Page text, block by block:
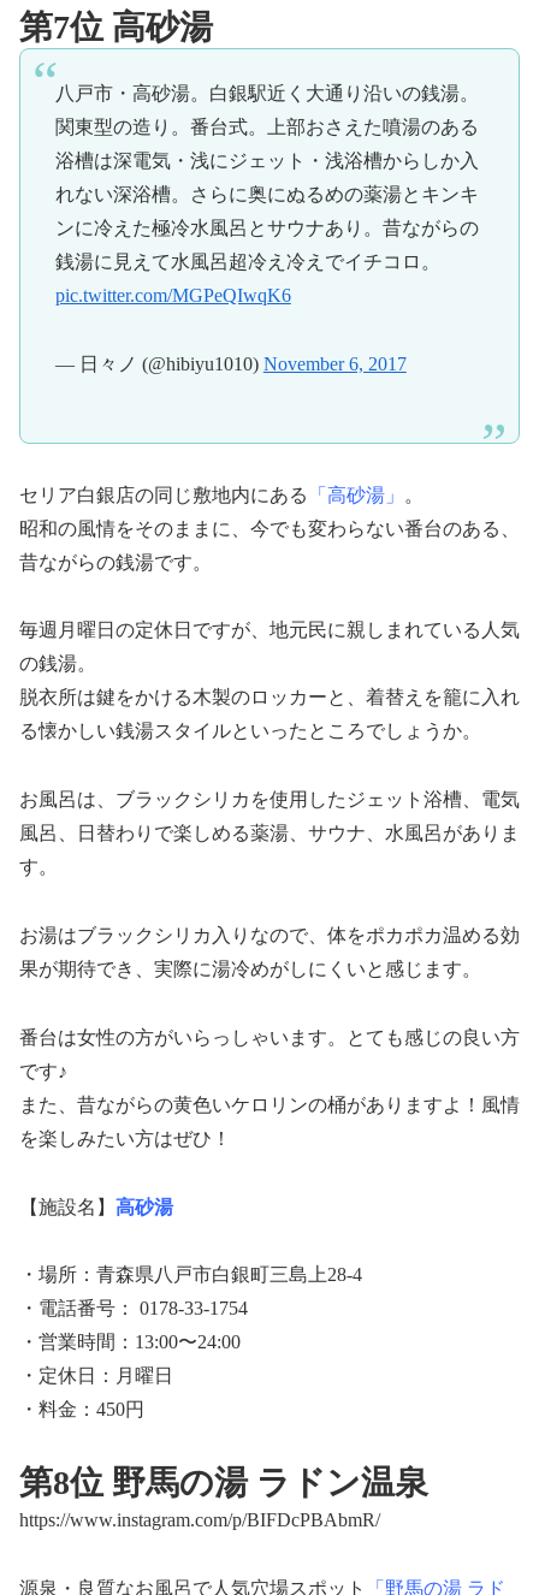
第7位 高砂湯
八戸市・高砂湯。白銀駅近く大通り沿いの銭湯。
関東型の造り。番台式。上部おさえた噴湯のある
浴槽は深電気・浅にジェット・浅浴槽からしか入
れない深浴槽。さらに奥にぬるめの薬湯とキンキ
ンに冷えた極冷水風呂とサウナあり。昔ながらの
銭湯に見えて水風呂超冷え冷えでイチコロ。
pic.twitter.com/MGPeQIwqK6
— 日々ノ (@hibiyu1010) November 6, 2017
セリア白銀店の同じ敷地内にある 「高砂湯」
。
昭和の風情をそのままに、今でも変わらない番台のある、
昔ながらの銭湯です。
毎週月曜日の定休日ですが、地元民に親しまれている人気
の銭湯。
脱衣所は鍵をかける木製のロッカーと、着替えを籠に入れ
る懐かしい銭湯スタイルといったところでしょうか。
お風呂は、ブラックシリカを使用したジェット浴槽、電気
風呂、日替わりで楽しめる薬湯、サウナ、水風呂がありま
す。
お湯はブラックシリカ入りなので、体をポカポカ温める効
果が期待でき、実際に湯冷めがしにくいと感じます。
番台は女性の方がいらっしゃいます。とても感じの良い方
です♪
また、昔ながらの黄色いケロリンの桶がありますよ！風情
を楽しみたい方はぜひ！
【施設名】 高砂湯
・場所：青森県八戸市白銀町三島上28-4
・電話番号： 0178-33-1754
・営業時間：13:00〜24:00
・定休日：月曜日
・料金：450円
第8位 野馬の湯 ラドン温泉
https://www.instagram.com/p/BIFDcPBAbmR/
源泉・良質なお風呂で人気穴場スポット 「野馬の湯 ラド